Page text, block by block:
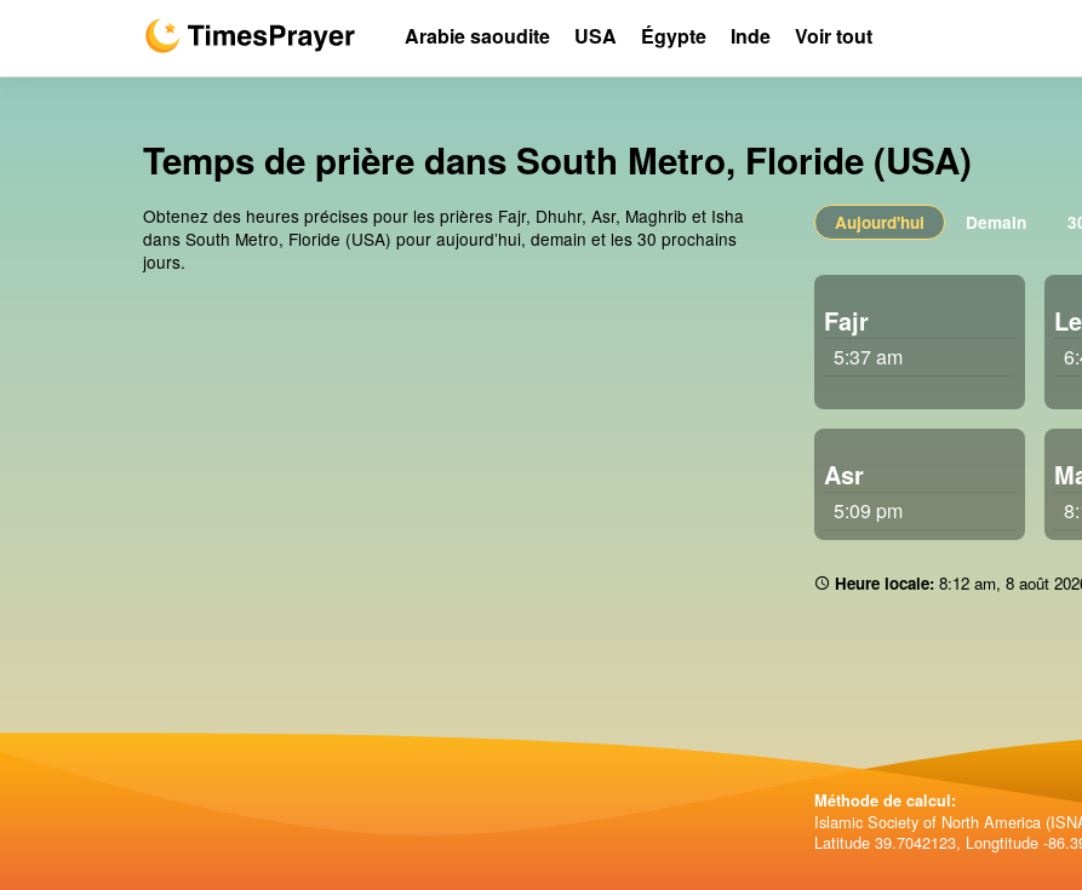
Temps de prière dans South Metro, Floride (USA)
Obtenez des heures précises pour les prières Fajr, Dhuhr, Asr, Maghrib et Isha
dans South Metro, Floride (USA) pour aujourd’hui, demain et les 30 prochains
jours.
Aujourd'hui Demain
Fajr
5:37 am
Asr
5:09 pm
Heure locale: 8:12 am, 8 août
Méthode de calcul:
Islamic Society of North America
Latitude 39.7042123, Longtitude -
Arabie saoudite USA Égypte Inde Voir tout